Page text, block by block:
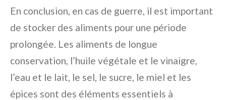
En conclusion, en cas de guerre, il est important
de stocker des aliments pour une période
prolongée. Les aliments de longue
conservation, l’huile végétale et le vinaigre,
l’eau et le lait, le sel, le sucre, le miel et les
épices sont des éléments essentiels à